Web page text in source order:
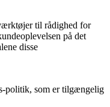
til rådighed for
på det
disse
politik, som er tilgængelig